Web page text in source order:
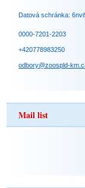
Datová schránka:
0000-7201-2203
+420778983250
odbory@zoospld-
Mail list